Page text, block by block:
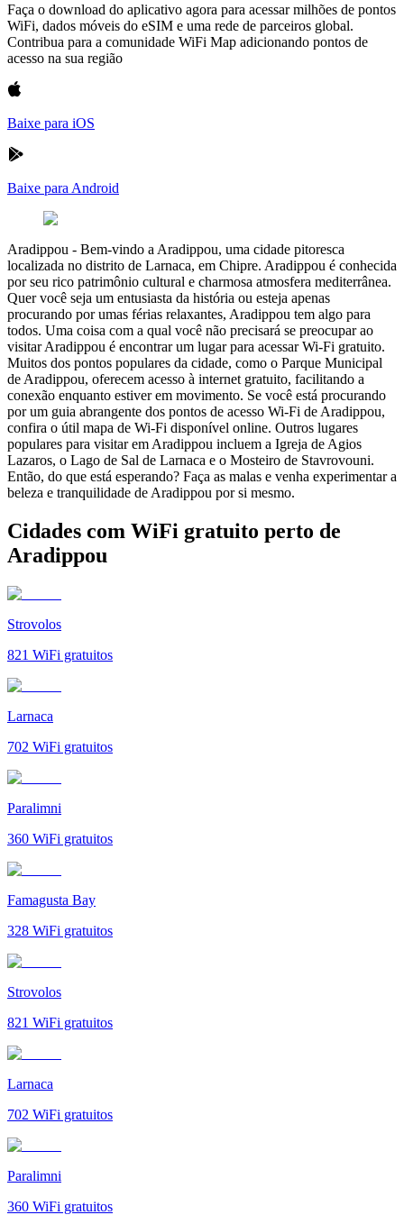
Faça o download do aplicativo agora para acessar milhões de pontos
WiFi, dados móveis do eSIM e uma rede de parceiros global.
Contribua para a comunidade WiFi Map adicionando pontos de
acesso na sua região
Baixe para iOS
Baixe para Android
Aradippou - Bem-vindo a Aradippou, uma cidade pitoresca
localizada no distrito de Larnaca, em Chipre. Aradippou é conhecida
por seu rico patrimônio cultural e charmosa atmosfera mediterrânea.
Quer você seja um entusiasta da história ou esteja apenas
procurando por umas férias relaxantes, Aradippou tem algo para
todos. Uma coisa com a qual você não precisará se preocupar ao
visitar Aradippou é encontrar um lugar para acessar Wi-Fi gratuito.
Muitos dos pontos populares da cidade, como o Parque Municipal
de Aradippou, oferecem acesso à internet gratuito, facilitando a
conexão enquanto estiver em movimento. Se você está procurando
por um guia abrangente dos pontos de acesso Wi-Fi de Aradippou,
confira o útil mapa de Wi-Fi disponível online. Outros lugares
populares para visitar em Aradippou incluem a Igreja de Agios
Lazaros, o Lago de Sal de Larnaca e o Mosteiro de Stavrovouni.
Então, do que está esperando? Faça as malas e venha experimentar a
beleza e tranquilidade de Aradippou por si mesmo.
Cidades com WiFi gratuito perto de
Aradippou
Strovolos
821 WiFi gratuitos
Larnaca
702 WiFi gratuitos
Paralimni
360 WiFi gratuitos
Famagusta Bay
328 WiFi gratuitos
Strovolos
821 WiFi gratuitos
Larnaca
702 WiFi gratuitos
Paralimni
360 WiFi gratuitos